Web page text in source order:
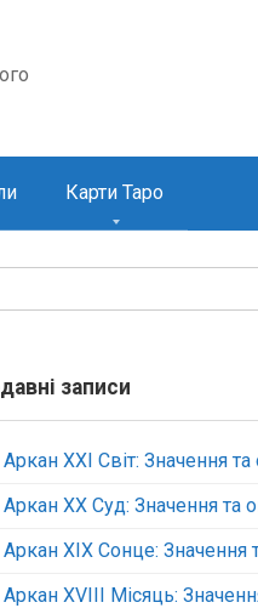
Карти Таро
записи
Аркан XXI Світ: Значення та
Аркан XX Суд: Значення та
Аркан XIX Сонце: Значення
Аркан XVIII Місяць: